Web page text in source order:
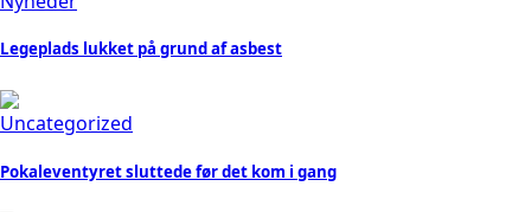
Legeplads lukket på grund af asbest
Uncategorized
Pokaleventyret sluttede før det kom i gang